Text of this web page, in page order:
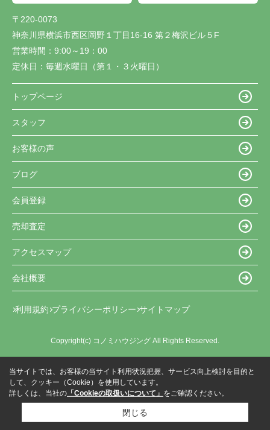
〒220-0073
神奈川県横浜市西区岡野１丁目16-16 第２梅沢ビル５F
営業時間： 9:00～19：00
定休日： 毎週水曜日（第１・３火曜日）
トップページ
スタッフ
お客様の声
ブログ
会員登録
売却査定
アクセスマップ
会社概要
利用規約 プライバシーポリシー サイトマップ
Copyright(c) コノミハウジング All Rights Reserved.
当サイトでは、お客様の当サイト利用状況把握、サービス向上検討を目的と
して、クッキー（Cookie）を使用しています。
詳しくは、当社の 「Cookieの取扱いについて」 をご確認ください。
閉じる